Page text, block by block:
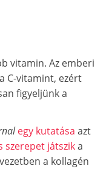
vitamin. Az emberi
C-vitamint, ezért
figyeljünk a
egy kutatása azt
szerepet játszika
a kollagén